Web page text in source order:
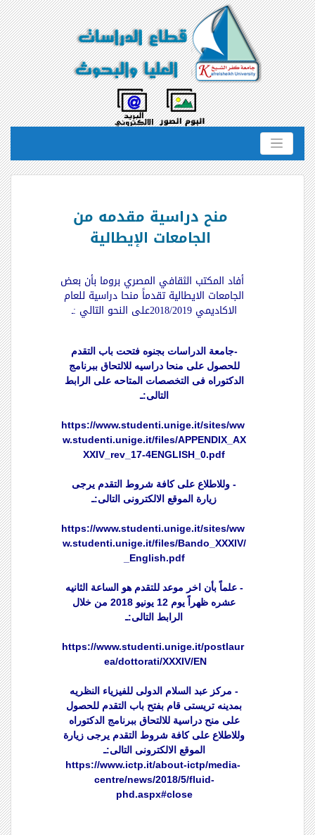
منح دراسية مقدمه من
الجامعات الإيطالية
أفاد المكتب الثقافي المصري بروما بأن بعض
الجامعات الايطالية تقدماً منحا دراسية للعام
الاكاديمي 2018/2019على النحو التالي :ـ
-جامعة الدراسات بجنوه فتحت باب التقدم
للحصول على منحا دراسيه للالتحاق ببرنامج
الدكتوراه فى التخصصات المتاحه على الرابط
التالى:ـ
https://www.studenti.unige.it/sites/ww
w.studenti.unige.it/files/APPENDIX_AX
XXIV_rev_17-4ENGLISH_0.pdf
- وللاطلاع على كافة شروط التقدم يرجى
زيارة الموقع الالكترونى التالى:ـ
https://www.studenti.unige.it/sites/ww
w.studenti.unige.it/files/Bando_XXXIV/
_English.pdf
- علماً بأن اخر موعد للتقدم هو الساعة الثانيه
عشره ظهراً يوم 12 يونيو 2018 من خلال
الرابط التالى:ـ
https://www.studenti.unige.it/postlaur
ea/dottorati/XXXIV/EN
- مركز عبد السلام الدولى للفيزياء النظريه
بمدينه تريستى قام بفتح باب التقدم للحصول
على منح دراسية للالتحاق ببرنامج الدكتوراه
وللاطلاع على كافة شروط التقدم يرجى زيارة
الموقع الالكترونى التالى:ـ
https://www.ictp.it/about-ictp/media-
centre/news/2018/5/fluid-
phd.aspx#close